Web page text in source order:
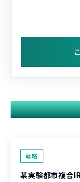
戦略
某実験都市複合